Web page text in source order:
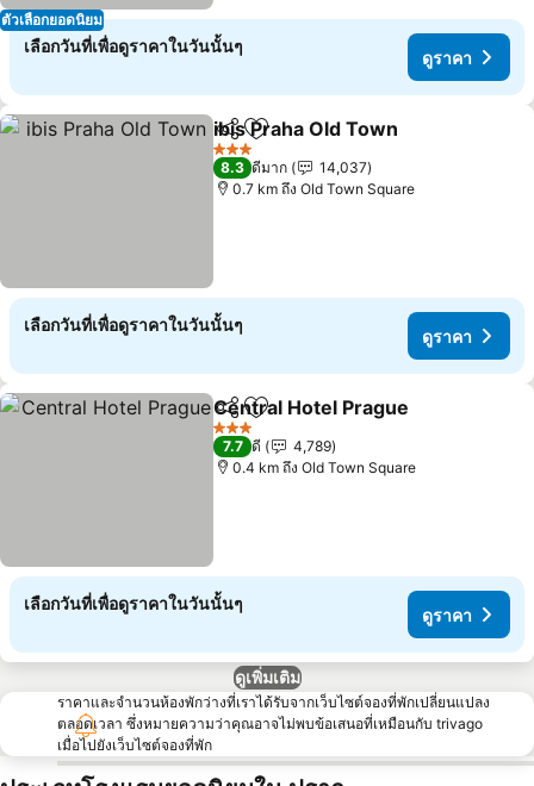
ตัวเลือกยอดนิยม
เลือกวันที่เพื่อดูราคาในวันนั้นๆ
ดูราคา
แชร์ เพิ่มในรายการโปรด
ibis Praha Old Town
3 ดาว
8.3 ดีมาก
14,037
0.7 km ถึง Old Town Square
เลือกวันที่เพื่อดูราคาในวันนั้นๆ
ดูราคา
แชร์ เพิ่มในรายการโปรด
Central Hotel Prague
3 ดาว
7.7 ดี
4,789
0.4 km ถึง Old Town Square
เลือกวันที่เพื่อดูราคาในวันนั้นๆ
ดูราคา
ดูเพิ่มเติม
ราคาและจำนวนห้องพักว่างที่เราได้รับจากเว็บไซต์จองที่พักเปลี่ยนแปลง
ตลอดเวลา ซึ่งหมายความว่าคุณอาจไม่พบข้อเสนอที่เหมือนกับ trivago
เมื่อไปยังเว็บไซต์จองที่พัก